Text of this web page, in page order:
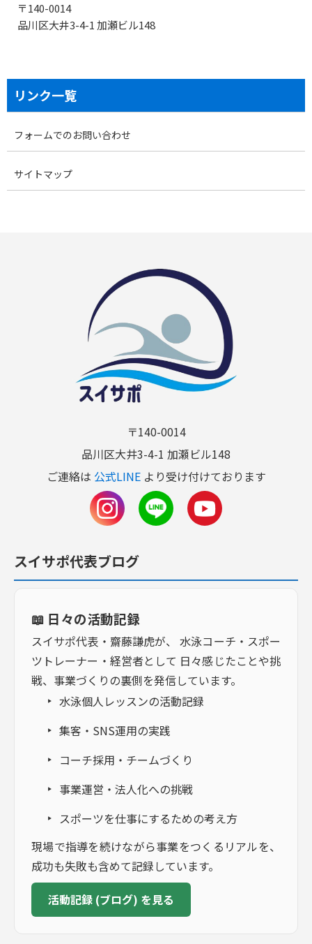
〒140-0014
品川区大井3-4-1 加瀬ビル148
リンク一覧
フォームでのお問い合わせ
サイトマップ
〒140-0014
品川区大井3-4-1 加瀬ビル148
ご連絡は 公式LINEより受け付けております
スイサポ代表ブログ
📖 日々の活動記録
スイサポ代表・齋藤謙虎が、 水泳コーチ・スポー
ツトレーナー・経営者として 日々感じたことや挑
戦、事業づくりの裏側を発信しています。
水泳個人レッスンの活動記録
集客・SNS運用の実践
コーチ採用・チームづくり
事業運営・法人化への挑戦
スポーツを仕事にするための考え方
現場で指導を続けながら事業をつくるリアルを、
成功も失敗も含めて記録しています。
活動記録 (ブログ) を見る